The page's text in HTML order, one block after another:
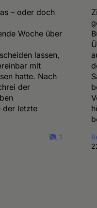
– oder doch
Woche über
lassen,
mit
hatte. Nach
der
der letzte
1